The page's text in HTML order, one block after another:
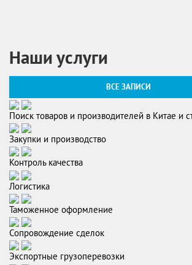
Наши услуги
ВСЕ ЗАПИСИ
Поиск товаров и производителей в Китае и
Закупки и производство
Контроль качества
Логистика
Таможенное оформление
Сопровождение сделок
Экспортные грузоперевозки